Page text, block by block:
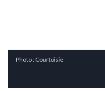
Photo : Courtoisie